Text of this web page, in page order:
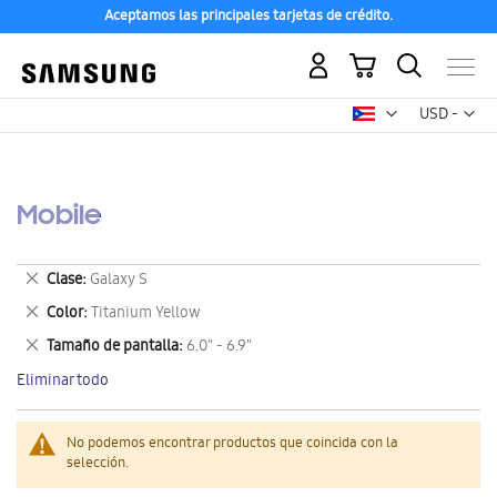
Aceptamos las principales tarjetas de crédito.
USD -
dólar
Mi carrito
Mobile
No podemos encontrar productos que coincida con la
selección.
Clase Galaxy S
Eliminar
este
artículo
Color Titanium Yellow
Eliminar
este
artículo
Tamaño de pantalla 6.0" - 6.9"
Eliminar
este
artículo
Eliminar todo